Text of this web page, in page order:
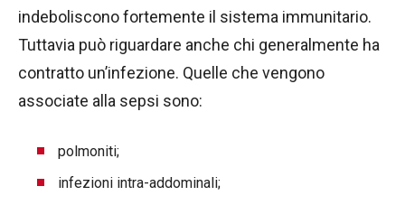
indeboliscono fortemente il sistema immunitario.
Tuttavia può riguardare anche chi generalmente ha
contratto un’infezione. Quelle che vengono
associate alla sepsi sono:
polmoniti;
infezioni intra-addominali;